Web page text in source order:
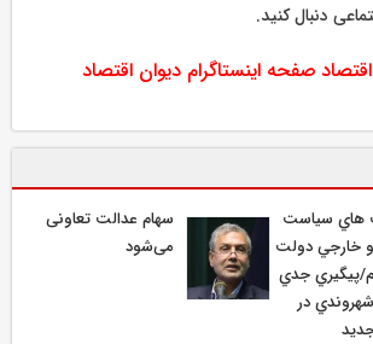
دنبال کنید.
صفحه اینستاگرام دیوان اقتصاد
هاي سياست
خارجي دولت
پيگيري جدي
در
سهام عدالت تعاونی
می‌شود